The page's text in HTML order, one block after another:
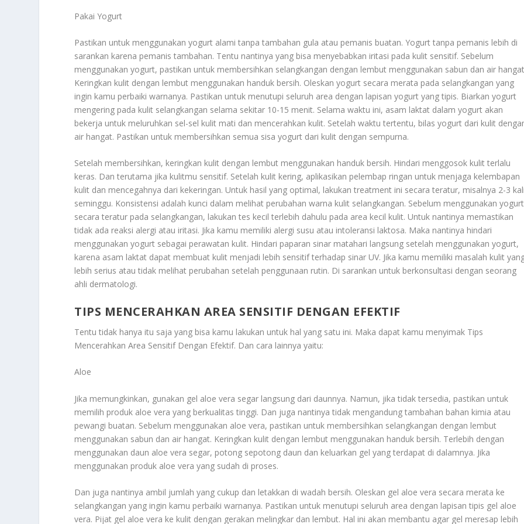
Pakai Yogurt
Pastikan untuk menggunakan yogurt alami tanpa tambahan gula atau pemanis buatan. Yogurt tanpa pemanis lebih di
sarankan karena pemanis tambahan. Tentu nantinya yang bisa menyebabkan iritasi pada kulit sensitif. Sebelum
menggunakan yogurt, pastikan untuk membersihkan selangkangan dengan lembut menggunakan sabun dan air
Keringkan kulit dengan lembut menggunakan handuk bersih. Oleskan yogurt secara merata pada selangkangan yang
ingin kamu perbaiki warnanya. Pastikan untuk menutupi seluruh area dengan lapisan yogurt yang tipis. Biarkan yogurt
mengering pada kulit selangkangan selama sekitar 10-15 menit. Selama waktu ini, asam laktat dalam yogurt akan
bekerja untuk meluruhkan sel-sel kulit mati dan mencerahkan kulit. Setelah waktu tertentu, bilas yogurt dari kulit
air hangat. Pastikan untuk membersihkan semua sisa yogurt dari kulit dengan sempurna.
Setelah membersihkan, keringkan kulit dengan lembut menggunakan handuk bersih. Hindari menggosok kulit terlalu
keras. Dan terutama jika kulitmu sensitif. Setelah kulit kering, aplikasikan pelembap ringan untuk menjaga kelembapan
kulit dan mencegahnya dari kekeringan. Untuk hasil yang optimal, lakukan treatment ini secara teratur, misalnya 2-3 kali
seminggu. Konsistensi adalah kunci dalam melihat perubahan warna kulit selangkangan. Sebelum menggunakan yogurt
secara teratur pada selangkangan, lakukan tes kecil terlebih dahulu pada area kecil kulit. Untuk nantinya memastikan
tidak ada reaksi alergi atau iritasi. Jika kamu memiliki alergi susu atau intoleransi laktosa. Maka nantinya hindari
menggunakan yogurt sebagai perawatan kulit. Hindari paparan sinar matahari langsung setelah menggunakan yogurt,
karena asam laktat dapat membuat kulit menjadi lebih sensitif terhadap sinar UV. Jika kamu memiliki masalah kulit
lebih serius atau tidak melihat perubahan setelah penggunaan rutin. Di sarankan untuk berkonsultasi dengan seorang
ahli dermatologi.
TIPS MENCERAHKAN AREA SENSITIF DENGAN EFEKTIF
Tentu tidak hanya itu saja yang bisa kamu lakukan untuk hal yang satu ini. Maka dapat kamu menyimak Tips
Mencerahkan Area Sensitif Dengan Efektif. Dan cara lainnya yaitu:
Aloe
Jika memungkinkan, gunakan gel aloe vera segar langsung dari daunnya. Namun, jika tidak tersedia, pastikan untuk
memilih produk aloe vera yang berkualitas tinggi. Dan juga nantinya tidak mengandung tambahan bahan kimia atau
pewangi buatan. Sebelum menggunakan aloe vera, pastikan untuk membersihkan selangkangan dengan lembut
menggunakan sabun dan air hangat. Keringkan kulit dengan lembut menggunakan handuk bersih. Terlebih dengan
menggunakan daun aloe vera segar, potong sepotong daun dan keluarkan gel yang terdapat di dalamnya. Jika
menggunakan produk aloe vera yang sudah di proses.
Dan juga nantinya ambil jumlah yang cukup dan letakkan di wadah bersih. Oleskan gel aloe vera secara merata ke
selangkangan yang ingin kamu perbaiki warnanya. Pastikan untuk menutupi seluruh area dengan lapisan tipis gel aloe
vera. Pijat gel aloe vera ke kulit dengan gerakan melingkar dan lembut. Hal ini akan membantu agar gel meresap lebih